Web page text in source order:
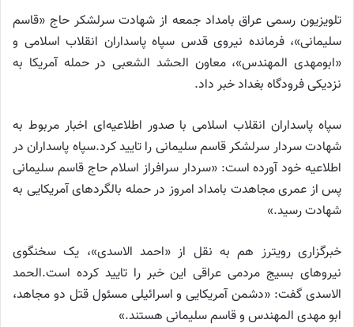
تلویزیون رسمی عراق بامداد جمعه از شهادت سرلشکر حاج «قاسم
سلیمانی»، فرمانده نیروی قدس سپاه پاسداران انقلاب اسلامی و
«ابومهدی المهندس»، معاون الحشد الشعبی در حمله آمریکا به
نزدیکی فرودگاه بغداد خبر داد.
سپاه پاسداران انقلاب اسلامی با صدور اطلاعیه‌ای اخبار مربوط به
شهادت سردار سرلشکر قاسم سلیمانی را تایید کرد.سپاه پاسداران در
اطلاعیه خود آورده است: «سردار سرافراز اسلام حاج قاسم سلیمانی
پس از عمری مجاهدت بامداد امروز در حمله بالگردهای آمریکایی به
شهادت رسید.»
خبرگزاری رویترز هم به نقل از «احمد الاسدی»، یک سخنگوی
نیروهای بسیج مردمی عراقی این خبر را تایید کرده است.الحمد
الاسدی گفت: «دشمن آمریکایی و اسرائیلی مسئول قتل دو مجاهد،
ابو مهدی المهندس و قاسم سلیمانی هستند.»